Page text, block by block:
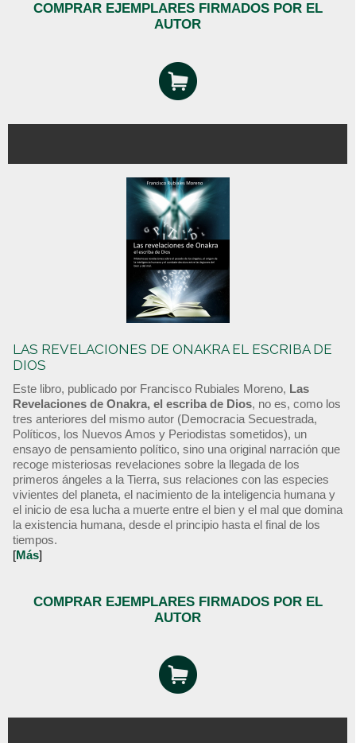
COMPRAR EJEMPLARES FIRMADOS POR EL
AUTOR
LAS REVELACIONES DE ONAKRA EL ESCRIBA DE
DIOS
Este libro, publicado por Francisco Rubiales Moreno, Las
Revelaciones de Onakra, el escriba de Dios, no es, como los
tres anteriores del mismo autor (Democracia Secuestrada,
Políticos, los Nuevos Amos y Periodistas sometidos), un
ensayo de pensamiento político, sino una original narración que
recoge misteriosas revelaciones sobre la llegada de los
primeros ángeles a la Tierra, sus relaciones con las especies
vivientes del planeta, el nacimiento de la inteligencia humana y
el inicio de esa lucha a muerte entre el bien y el mal que domina
la existencia humana, desde el principio hasta el final de los
tiempos.
[Más]
COMPRAR EJEMPLARES FIRMADOS POR EL
AUTOR